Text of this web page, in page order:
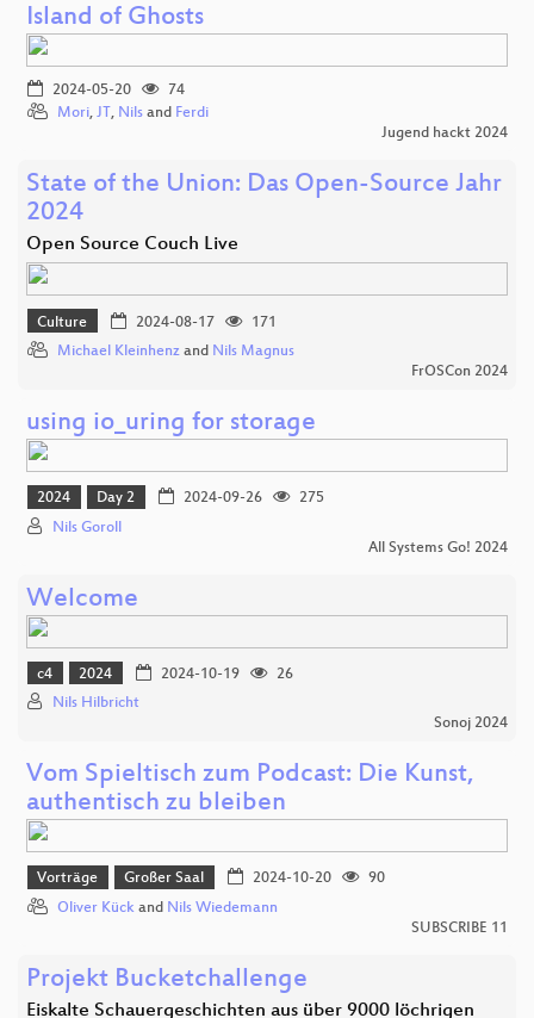
Island of Ghosts
2024-05-20
74
Mori, JT , Nils and Ferdi
Jugend hackt 2024
State of the Union: Das Open-Source Jahr
2024
Open Source Couch Live
Culture 2024-08-17
171
Michael Kleinhenz and Nils Magnus
FrOSCon 2024
using io_uring for storage
2024 Day 2 2024-09-26
275
Nils Goroll
All Systems Go! 2024
Welcome
c4 2024 2024-10-19
26
Nils Hilbricht
Sonoj 2024
Vom Spieltisch zum Podcast: Die Kunst,
authentisch zu bleiben
Vorträge Großer Saal 2024-10-20
90
Oliver Kück and Nils Wiedemann
SUBSCRIBE 11
Projekt Bucketchallenge
Eiskalte Schauergeschichten aus über 9000 löchrigen